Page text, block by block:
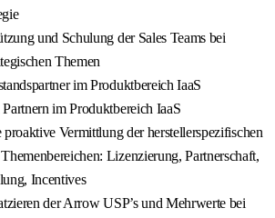
und Schulung der Sales Teams bei
Themen
im Produktbereich IaaS
im Produktbereich IaaS
Vermittlung der herstellerspezifischen
Lizenzierung, Partnerschaft,
Incentives
der Arrow USP’s und Mehrwerte bei